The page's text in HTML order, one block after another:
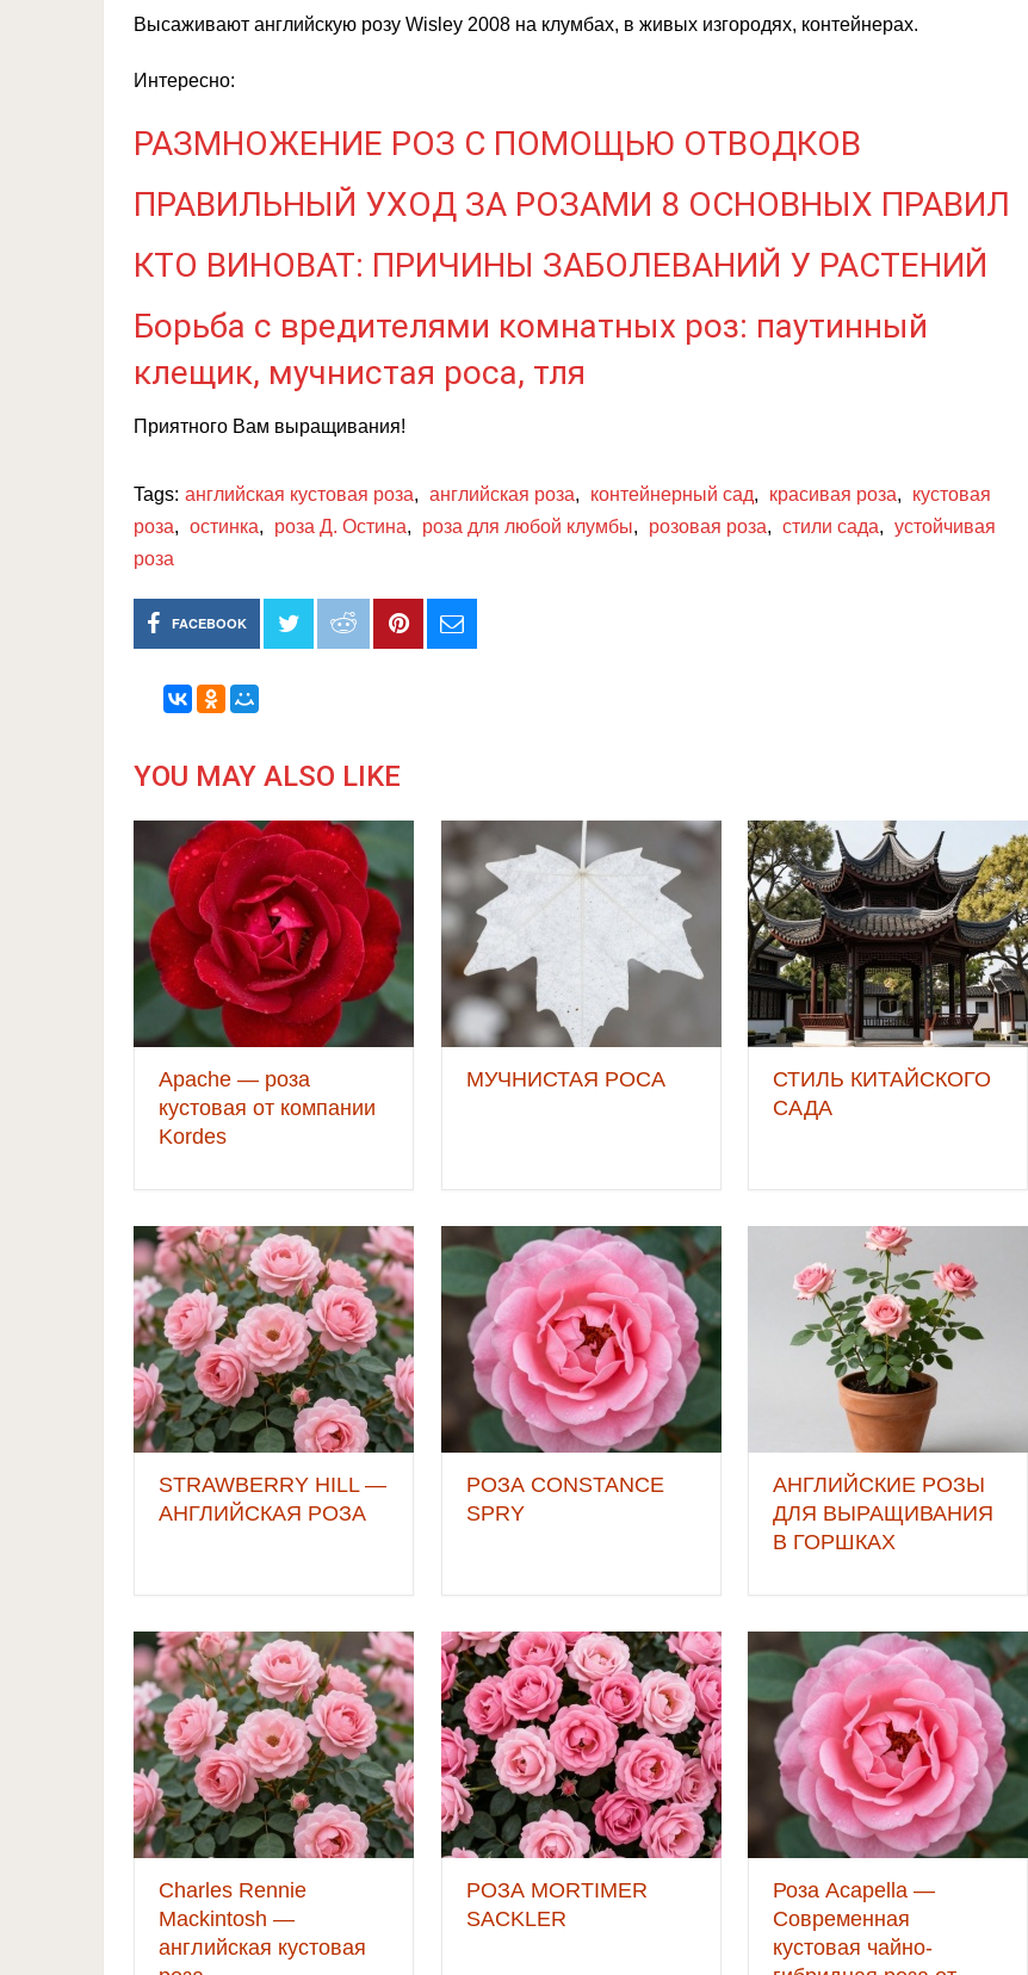
Высаживают английскую розу Wisley 2008 на клумбах, в живых изгородях, контейнерах.
Интересно:
РАЗМНОЖЕНИЕ РОЗ С ПОМОЩЬЮ ОТВОДКОВ
ПРАВИЛЬНЫЙ УХОД ЗА РОЗАМИ 8 ОСНОВНЫХ ПРАВИЛ
КТО ВИНОВАТ: ПРИЧИНЫ ЗАБОЛЕВАНИЙ У РАСТЕНИЙ
Борьба с вредителями комнатных роз: паутинный
клещик, мучнистая роса, тля
Приятного Вам выращивания!
Tags: английская кустовая роза, английская роза, контейнерный сад, красивая роза,
кустовая
роза, остинка, роза Д. Остина, роза для любой клумбы, розовая роза, стили сада, устойчивая
роза
FACEBOOK
YOU MAY ALSO LIKE
Apache — роза
кустовая от компании
Kordes
МУЧНИСТАЯ РОСА
СТИЛЬ КИТАЙСКОГО
САДА
STRAWBERRY HILL —
АНГЛИЙСКАЯ РОЗА
РОЗА CONSTANCE
SPRY
АНГЛИЙСКИЕ РОЗЫ
ДЛЯ ВЫРАЩИВАНИЯ
В ГОРШКАХ
Charles Rennie
Mackintosh —
английская кустовая
РОЗА MORTIMER
SACKLER
Роза Acapella —
Современная
кустовая чайно-